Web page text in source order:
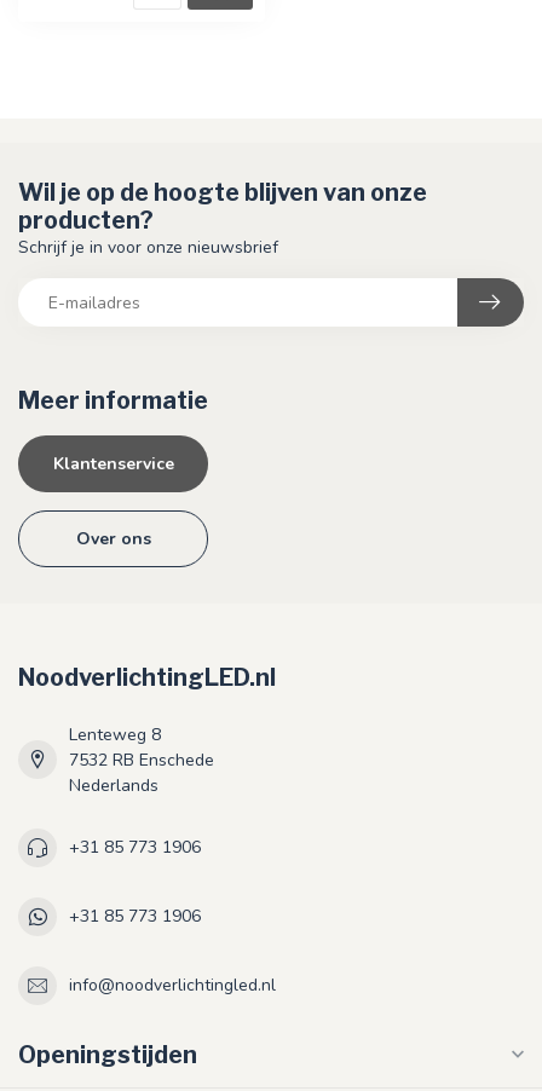
Meer informatie
Klantenservice
Over ons
Wil je op de hoogte blijven van onze
producten?
Schrijf je in voor onze nieuwsbrief
NoodverlichtingLED.nl
Lenteweg 8
7532 RB Enschede
Nederlands
+31 85 773 1906
+31 85 773 1906
info@noodverlichtingled.nl
Openingstijden